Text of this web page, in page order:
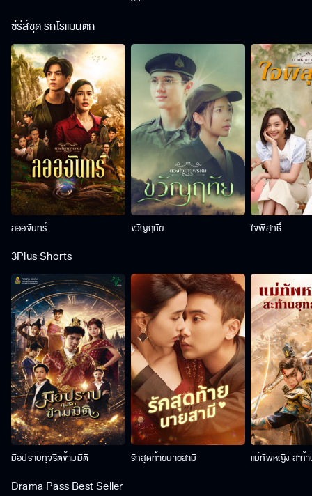
ซีรีส์ชุด รักโรแมนติก
ลออจันทร์ ขวัญฤทัย ใจพิสุทธิ์
3Plus Shorts
มือปราบทุจริตข้ามมิติ รักสุดท้ายนายสามี แม่ทัพหญิง สะท้
Drama Pass Best Seller